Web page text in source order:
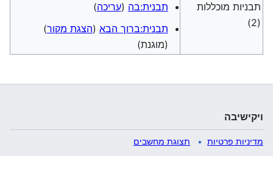
תבניות מוכללות
(2)
תבנית:בה (עריכה)
תבנית:ברוך הבא (הצגת מקור)
(מוגנת)
ויקישיבה
מדיניות פרטיות תצוגת מחשבים